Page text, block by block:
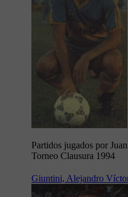
Partidos jugados por
Torneo Clausura 1994
Giuntini, Alejandro